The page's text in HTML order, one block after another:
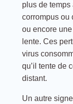
plus de temps
corrompus ou
ou encore
lente. Ces
virus
qu’il tente de
distant.
Un autre